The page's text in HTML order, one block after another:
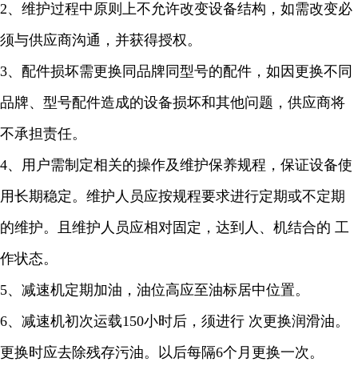
2、维护过程中原则上不允许改变设备结构，如需改变必
须与供应商沟通，并获得授权。
3、配件损坏需更换同品牌同型号的配件，如因更换不同
品牌、型号配件造成的设备损坏和其他问题，供应商将
不承担责任。
4、用户需制定相关的操作及维护保养规程，保证设备使
用长期稳定。维护人员应按规程要求进行定期或不定期
的维护。且维护人员应相对固定，达到人、机结合的 工
作状态。
5、减速机定期加油，油位高应至油标居中位置。
6、减速机初次运载150小时后，须进行 次更换润滑油。
更换时应去除残存污油。以后每隔6个月更换一次。